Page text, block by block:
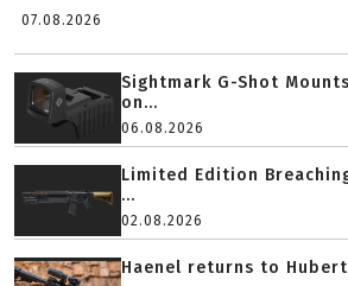
07.08.2026
Sightmark G-Shot
on...
06.08.2026
Limited Edition
...
02.08.2026
Haenel returns to